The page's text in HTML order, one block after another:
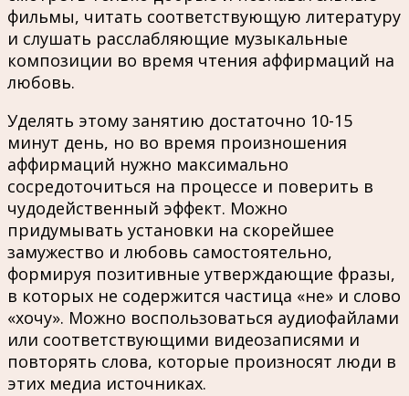
фильмы, читать соответствующую литературу
и слушать расслабляющие музыкальные
композиции во время чтения аффирмаций на
любовь.
Уделять этому занятию достаточно 10-15
минут день, но во время произношения
аффирмаций нужно максимально
сосредоточиться на процессе и поверить в
чудодейственный эффект. Можно
придумывать установки на скорейшее
замужество и любовь самостоятельно,
формируя позитивные утверждающие фразы,
в которых не содержится частица «не» и слово
«хочу». Можно воспользоваться аудиофайлами
или соответствующими видеозаписями и
повторять слова, которые произносят люди в
этих медиа источниках.